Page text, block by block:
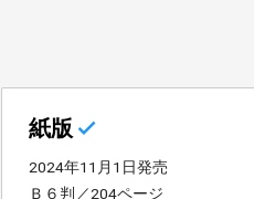
紙版
2024年11月1日発売
Ｂ６判／204ページ